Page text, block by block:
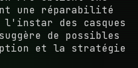
une réparabilité
l'instar des casques
de possibles
et la stratégie